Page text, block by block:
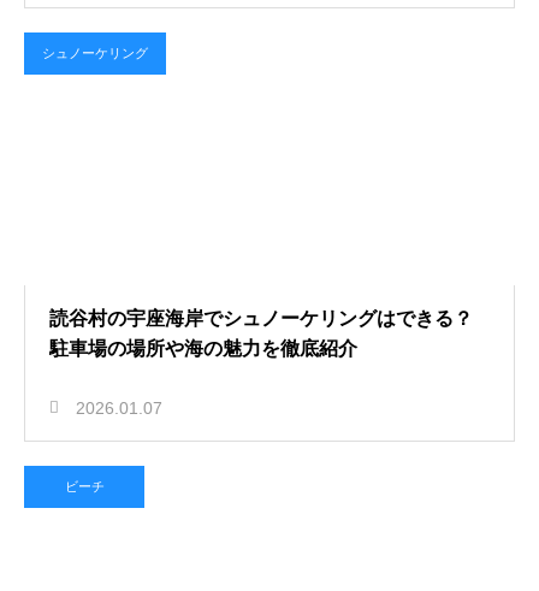
シュノーケリング
読谷村の宇座海岸でシュノーケリングはできる？
駐車場の場所や海の魅力を徹底紹介
2026.01.07
ビーチ